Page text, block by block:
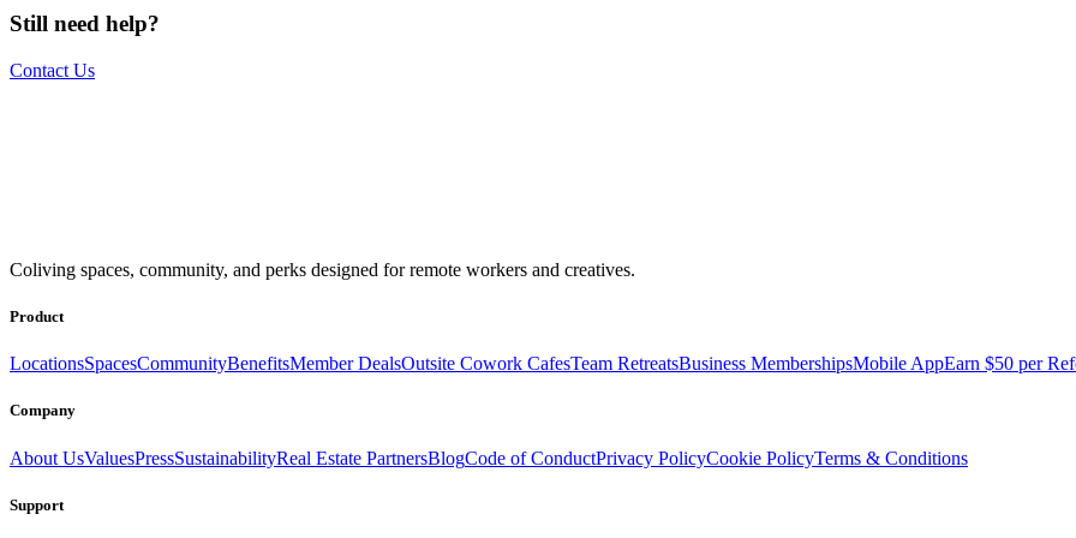
Still need help?
Contact Us
Book a Stay
Coliving spaces, community, and perks designed for remote workers and creatives.
Product
LocationsSpacesCommunityBenefitsMember DealsOutsite Cowork CafesTeam RetreatsBusiness MembershipsMobile AppEarn $50 per
Company
About UsValuesPressSustainabilityReal Estate PartnersBlogCode of ConductPrivacy PolicyCookie PolicyTerms & Conditions
Support